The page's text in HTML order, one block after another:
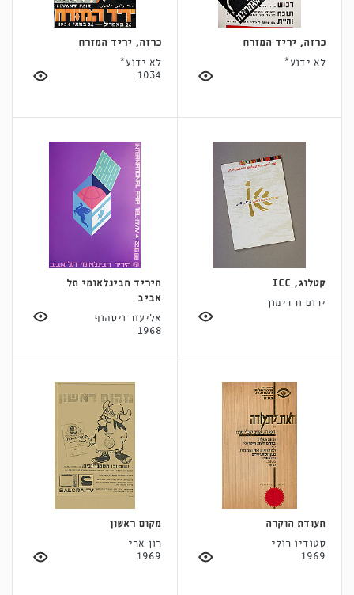
כרזה, יריד המזרח
לא ידוע*
כרזה, יריד המזרח
לא ידוע*
1034
קטלוג, ICC
ירום ורדימון
היריד הבינלאומי תל
אביב
אליעזר ויסהוף
1968
תעודת הוקרה
סטודיו רולי
1969
מקום ראשון
רון ארי
1969